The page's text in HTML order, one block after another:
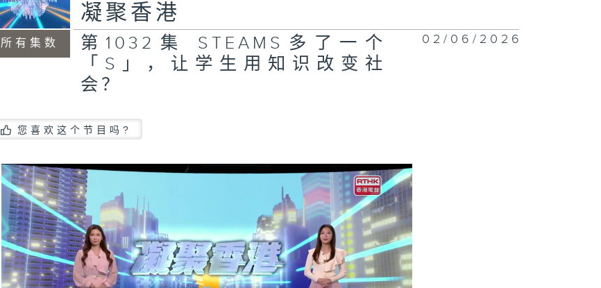
废新市场，助大众
在日常轻松减废
第1074集 木匠钻
研传统榫卯，赋予
木头第二次生命
所有集数
凝聚香港
第1032集 STEAMS多了一个
「S」，让学生用知识改变社
会？
02/06/2026
您喜欢这个节目吗?